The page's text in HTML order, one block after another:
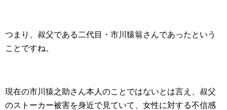
つまり、叔父である二代目・市川猿翁さんであったという
ことですね。
現在の市川猿之助さん本人のことではないとは言え、叔父
のストーカー被害を身近で見ていて、女性に対する不信感